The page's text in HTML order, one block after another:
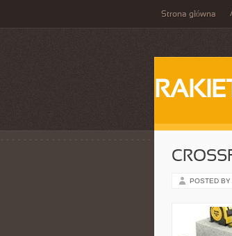
Strona główna
POSTED BY